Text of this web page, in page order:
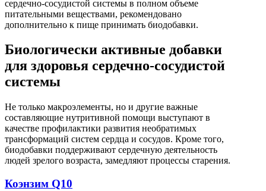
сердечно-сосудистой системы в полном объеме
питательными веществами, рекомендовано
дополнительно к пище принимать биодобавки.
Биологически активные добавки
для здоровья сердечно-сосудистой
системы
Не только макроэлементы, но и другие важные
составляющие нутритивной помощи выступают в
качестве профилактики развития необратимых
трансформаций систем сердца и сосудов. Кроме того,
биодобавки поддерживают сердечную деятельность
людей зрелого возраста, замедляют процессы старения.
Коэнзим Q10